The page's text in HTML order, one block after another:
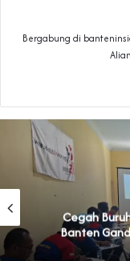
Bergabung di
‎Mardiono